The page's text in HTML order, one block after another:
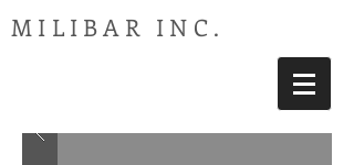
MILIBAR INC.